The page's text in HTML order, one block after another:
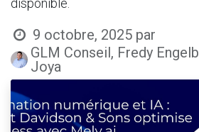
disponible.
9 octobre, 2025 par
GLM Conseil, Fredy
Joya